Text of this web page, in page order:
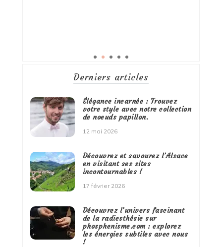
Derniers articles
Élégance incarnée : Trouvez
votre style avec notre collection
de noeuds papillon.
12 mai 2026
Découvrez et savourez l’Alsace
en visitant ses sites
incontournables !
17 février 2026
Découvrez l’univers fascinant
de la radiesthésie sur
phosphenisme.com : explorez
les énergies subtiles avec nous
!